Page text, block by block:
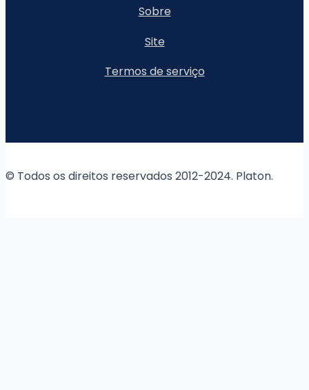
Sobre
Site
Termos de serviço
© Todos os direitos reservados 2012-2024. Platon.